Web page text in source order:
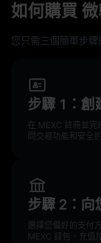
如何購買
您只需三個簡單步
步驟 1：創
在 MEXC 註冊並
問交易功能和安全
步驟 2：向
選擇您偏好的支付
MEXC 錢包。充值